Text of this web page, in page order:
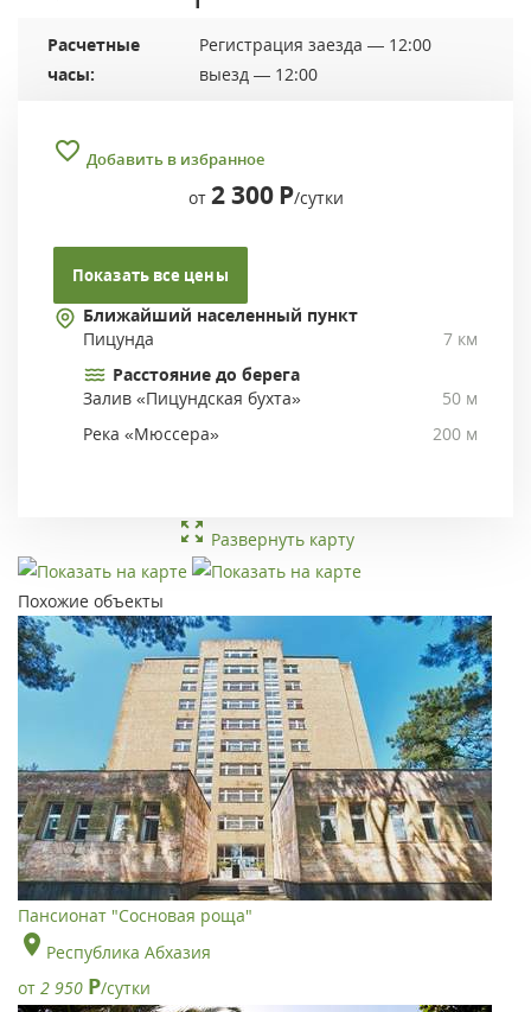
Расчетные
часы:
Регистрация заезда — 12:00
выезд — 12:00
Добавить в избранное
от 2 300 Р/сутки
Показать все цены
Ближайший населенный пункт
Пицунда
7 км
Расстояние до берега
Залив «Пицундская бухта»
50 м
Река «Мюссера»
200 м
Развернуть карту
Похожие объекты
Пансионат "Сосновая роща"
Республика Абхазия
от 2 950 Р/сутки